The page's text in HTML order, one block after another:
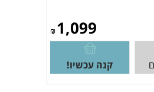
₪1,099
קנה עכשיו!